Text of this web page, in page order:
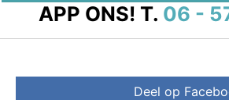
APP ONS! T. 06 -
Deel op